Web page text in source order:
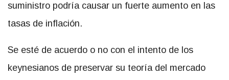
suministro podría causar un fuerte aumento en las
tasas de inflación.
Se esté de acuerdo o no con el intento de los
keynesianos de preservar su teoría del mercado